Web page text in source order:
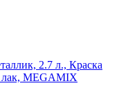
2.7 л., Краска
лак, MEGAMIX